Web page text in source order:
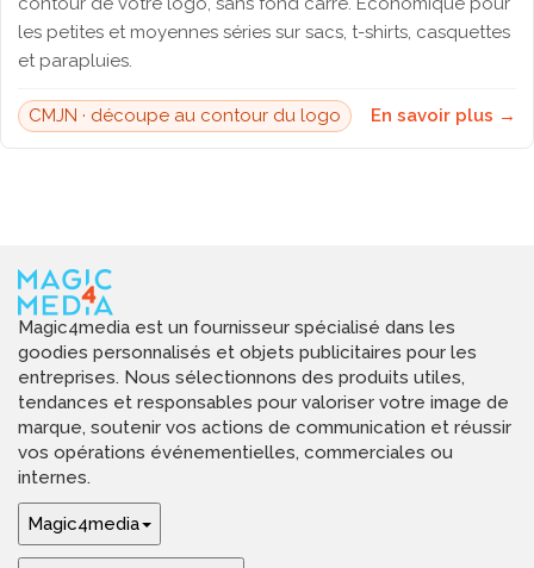
les petites et moyennes séries sur sacs, t-shirts, casquettes
et parapluies.
CMJN · découpe au contour du logo En savoir plus →
Magic4media est un fournisseur spécialisé dans les
goodies personnalisés et objets publicitaires pour les
entreprises. Nous sélectionnons des produits utiles,
tendances et responsables pour valoriser votre image de
marque, soutenir vos actions de communication et réussir
vos opérations événementielles, commerciales ou
internes.
Magic4media